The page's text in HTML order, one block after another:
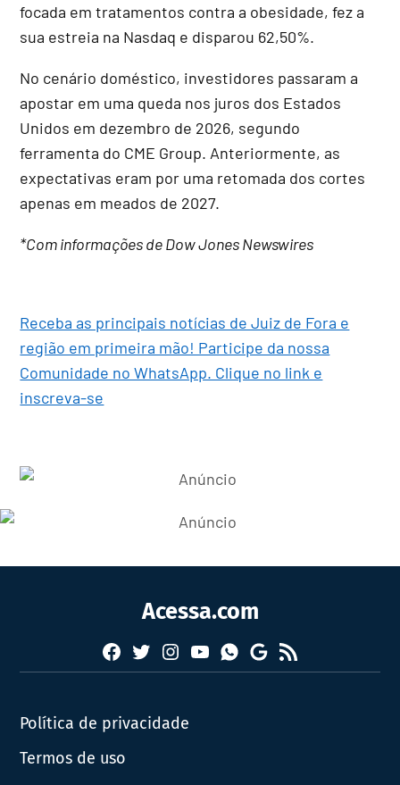
focada em tratamentos contra a obesidade, fez a
sua estreia na Nasdaq e disparou 62,50%.
No cenário doméstico, investidores passaram a
apostar em uma queda nos juros dos Estados
Unidos em dezembro de 2026, segundo
ferramenta do CME Group. Anteriormente, as
expectativas eram por uma retomada dos cortes
apenas em meados de 2027.
*Com informações de Dow Jones Newswires
Receba as principais notícias de Juiz de Fora e
região em primeira mão! Participe da nossa
Comunidade no WhatsApp. Clique no link e
inscreva-se
Acessa.com
Facebook
TwitterInstagram
YouTubeWhatsapp
Google
News
RSS
Política de privacidade
Termos de uso